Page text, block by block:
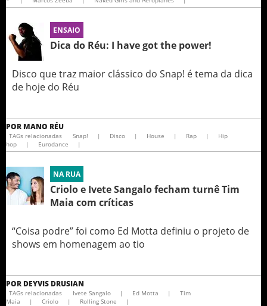
ENSAIO
Dica do Réu: I have got the power!
Disco que traz maior clássico do Snap! é tema da dica
de hoje do Réu
POR MANO RÉU
TAGs relacionadas Snap! | Disco | House | Rap |
Hip
hop
| Eurodance |
NA RUA
Criolo e Ivete Sangalo fecham turnê Tim
Maia com críticas
“Coisa podre” foi como Ed Motta definiu o projeto de
shows em homenagem ao tio
POR DEYVIS DRUSIAN
TAGs relacionadas Ivete Sangalo | Ed Motta |
Tim
Maia
| Criolo | Rolling Stone |